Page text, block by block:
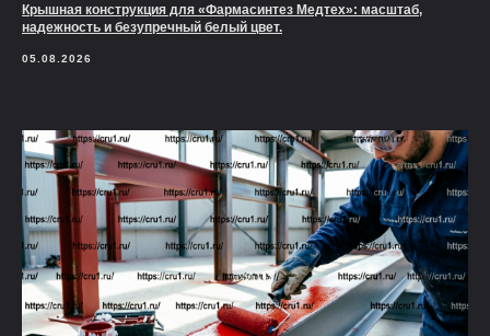
Крышная конструкция для «Фармасинтез Медтех»: масштаб,
надежность и безупречный белый цвет.
05.08.2026